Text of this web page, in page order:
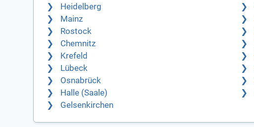
Heidelberg
Mainz
Rostock
Chemnitz
Krefeld
Lübeck
Osnabrück
Halle (Saale)
Gelsenkirchen